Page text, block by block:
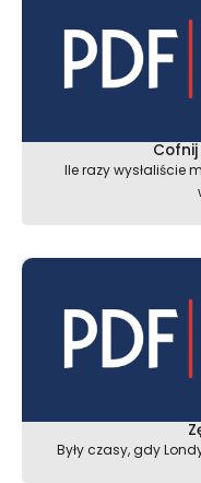
Ile razy wysłaliście
Były czasy, gdy